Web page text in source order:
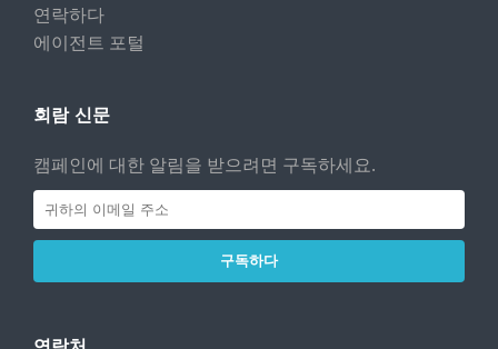
연락하다
에이전트 포털
회람 신문
캠페인에 대한 알림을 받으려면 구독하세요.
구독하다